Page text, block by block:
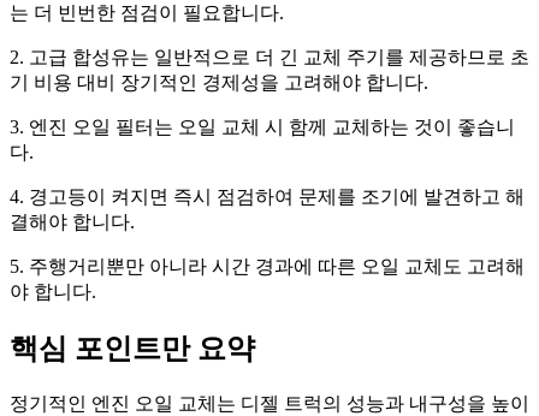
는 더 빈번한 점검이 필요합니다.
2. 고급 합성유는 일반적으로 더 긴 교체 주기를 제공하므로 초
기 비용 대비 장기적인 경제성을 고려해야 합니다.
3. 엔진 오일 필터는 오일 교체 시 함께 교체하는 것이 좋습니
다.
4. 경고등이 켜지면 즉시 점검하여 문제를 조기에 발견하고 해
결해야 합니다.
5. 주행거리뿐만 아니라 시간 경과에 따른 오일 교체도 고려해
야 합니다.
핵심 포인트만 요약
정기적인 엔진 오일 교체는 디젤 트럭의 성능과 내구성을 높이